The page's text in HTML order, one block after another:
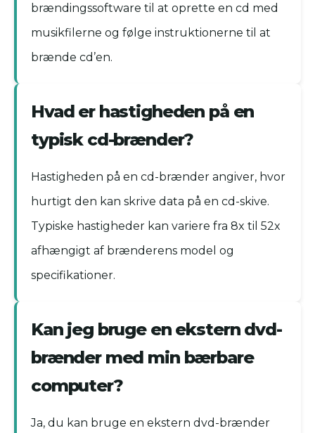
brændingssoftware til at oprette en cd med
musikfilerne og følge instruktionerne til at
brænde cd’en.
Hvad er hastigheden på en
typisk cd-brænder?
Hastigheden på en cd-brænder angiver, hvor
hurtigt den kan skrive data på en cd-skive.
Typiske hastigheder kan variere fra 8x til 52x
afhængigt af brænderens model og
specifikationer.
Kan jeg bruge en ekstern dvd-
brænder med min bærbare
computer?
Ja, du kan bruge en ekstern dvd-brænder